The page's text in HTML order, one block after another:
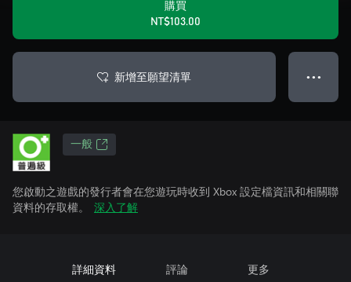
購買
NT$103.00
新增至願望清單 ● ● ●
一般
您啟動之遊戲的發行者會在您遊玩時收到 Xbox 設定檔資訊和相關聯
資料的存取權。
深入了解
詳細資料 評論 更多